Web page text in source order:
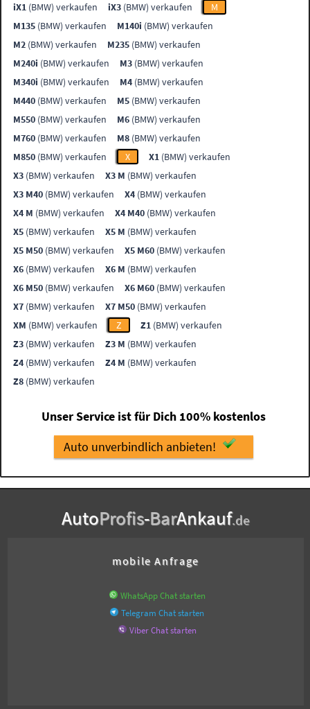
iX1 (BMW) verkaufen iX3 (BMW) verkaufen
M
M135 (BMW) verkaufen M140i (BMW) verkaufen
M2 (BMW) verkaufen M235 (BMW) verkaufen
M240i (BMW) verkaufen M3 (BMW) verkaufen
M340i (BMW) verkaufen M4 (BMW) verkaufen
M440 (BMW) verkaufen M5 (BMW) verkaufen
M550 (BMW) verkaufen M6 (BMW) verkaufen
M760 (BMW) verkaufen M8 (BMW) verkaufen
M850 (BMW) verkaufen X X1 (BMW) verkaufen
X3 (BMW) verkaufen X3 M (BMW) verkaufen
X3 M40 (BMW) verkaufen X4 (BMW) verkaufen
X4 M (BMW) verkaufen X4 M40 (BMW) verkaufen
X5 (BMW) verkaufen X5 M (BMW) verkaufen
X5 M50 (BMW) verkaufen X5 M60 (BMW) verkaufen
X6 (BMW) verkaufen X6 M (BMW) verkaufen
X6 M50 (BMW) verkaufen X6 M60 (BMW) verkaufen
X7 (BMW) verkaufen X7 M50 (BMW) verkaufen
XM (BMW) verkaufen Z Z1 (BMW) verkaufen
Z3 (BMW) verkaufen Z3 M (BMW) verkaufen
Z4 (BMW) verkaufen Z4 M (BMW) verkaufen
Z8 (BMW) verkaufen
Unser Service ist für Dich 100% kostenlos
Auto unverbindlich anbieten!
AutoProfis-BarAnkauf.de
mobile Anfrage
WhatsApp Chat starten
Telegram Chat starten
Viber Chat starten